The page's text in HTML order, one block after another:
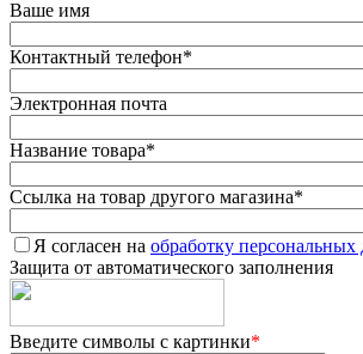
Ваше имя
Контактный телефон*
Электронная почта
Название товара*
Ссылка на товар другого магазина*
Я согласен на обработку
Защита от автоматического заполнения
Введите символы с картинки*